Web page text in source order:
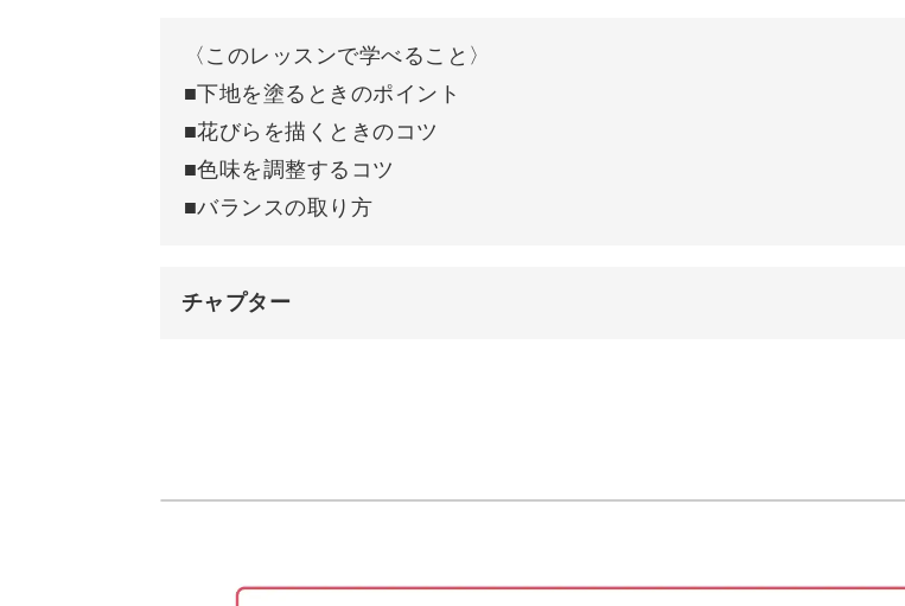
〈このレッスンで学べること〉
■下地を塗るときのポイント
■花びらを描くときのコツ
■色味を調整するコツ
■バランスの取り方
チャプター
花びらを描く